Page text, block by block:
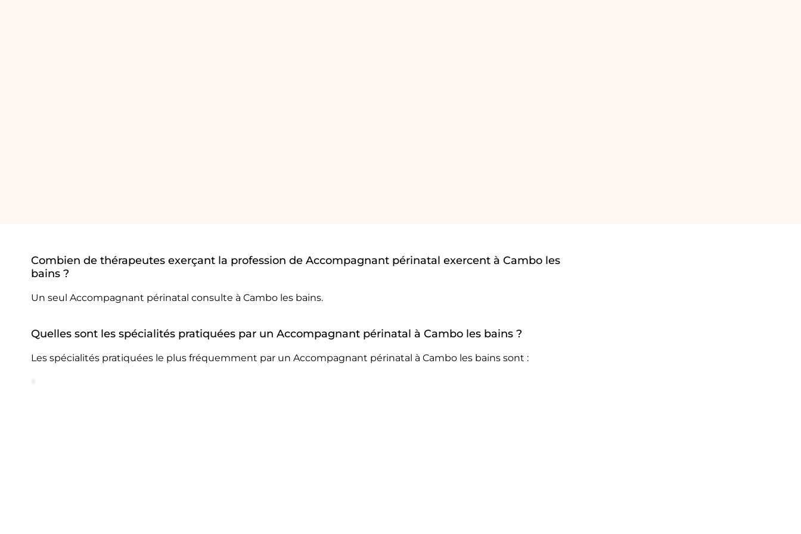
Combien de thérapeutes exerçant la profession de Accompagnant périnatal exercent à Cambo les
bains ?
Un seul Accompagnant périnatal consulte à Cambo les bains.
Quelles sont les spécialités pratiquées par un Accompagnant périnatal à Cambo les bains ?
Les spécialités pratiquées le plus fréquemment par un Accompagnant périnatal à Cambo les bains sont :